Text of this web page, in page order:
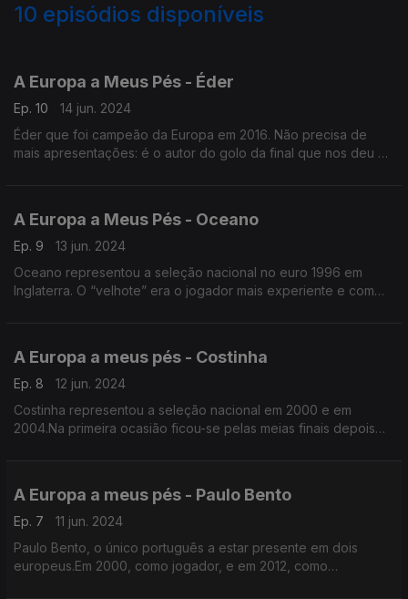
10 episódios disponíveis
A Europa a Meus Pés - Éder
Ep. 10
14 jun. 2024
Éder que foi campeão da Europa em 2016. Não precisa de
mais apresentações: é o autor do golo da final que nos deu o
A Europa a Meus Pés - Oceano
Ep. 9
13 jun. 2024
Oceano representou a seleção nacional no euro 1996 em
Inglaterra. O “velhote” era o jogador mais experiente e com
A Europa a meus pés - Costinha
Ep. 8
12 jun. 2024
Costinha representou a seleção nacional em 2000 e em
2004.Na primeira ocasião ficou-se pelas meias finais depois
A Europa a meus pés - Paulo Bento
Ep. 7
11 jun. 2024
Paulo Bento, o único português a estar presente em dois
europeus.Em 2000, como jogador, e em 2012, como